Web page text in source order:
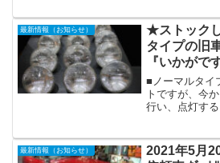
ナル／フル装
上質美車／外
り傷はござい
く綺麗です／
がディラーで
ンスがなされ
ました。オイ
は、友人が大
す。４年前に
最新情報（お知らせ）
★ストック
タイプの旧
『いかがで
■ノーマルタイ
トですが、今
行い、点灯す
とは思います
しない物があ
た、同じメー
最新情報（お知らせ）
2021年5月